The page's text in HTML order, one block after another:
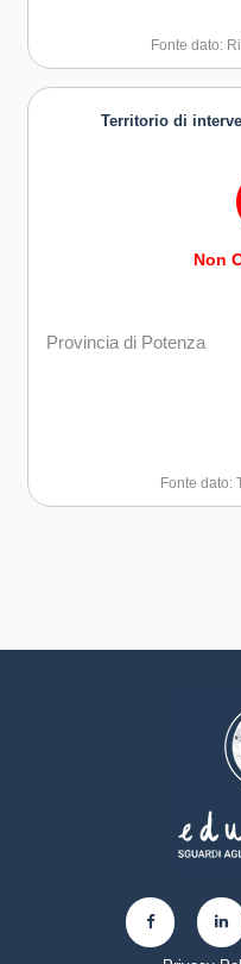
Fonte dato:
Territorio di
Non
Provincia di Potenza
Fonte dato: